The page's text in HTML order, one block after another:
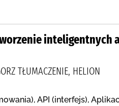
TŁUMACZENIE, HELION
API (interfejs),